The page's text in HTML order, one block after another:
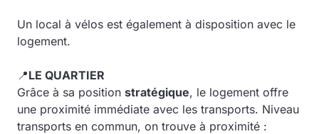
Un local à vélos est également à disposition avec le
logement.
📍LE QUARTIER
Grâce à sa position stratégique, le logement offre
une proximité immédiate avec les transports. Niveau
transports en commun, on trouve à proximité :